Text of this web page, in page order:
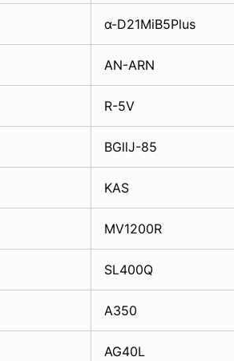
α-D21MiB5Plus
AN-ARN
R-5V
BGllJ-85
KAS
MV1200R
SL400Q
A350
AG40L